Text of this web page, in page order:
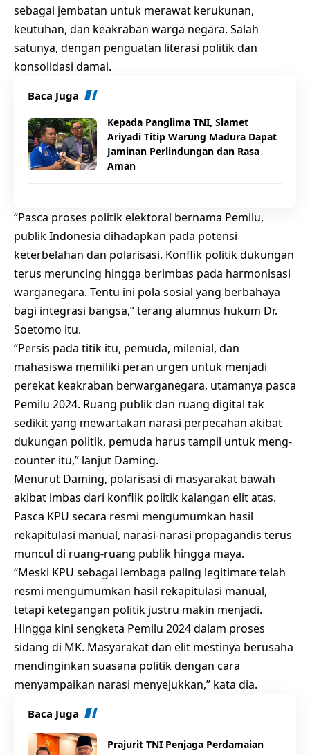
sebagai jembatan untuk merawat kerukunan,
keutuhan, dan keakraban warga negara. Salah
satunya, dengan penguatan literasi politik dan
konsolidasi damai.
Baca Juga
Kepada Panglima TNI, Slamet
Ariyadi Titip Warung Madura Dapat
Jaminan Perlindungan dan Rasa
Aman
“Pasca proses politik elektoral bernama Pemilu,
publik Indonesia dihadapkan pada potensi
keterbelahan dan polarisasi. Konflik politik dukungan
terus meruncing hingga berimbas pada harmonisasi
warganegara. Tentu ini pola sosial yang berbahaya
bagi integrasi bangsa,” terang alumnus hukum Dr.
Soetomo itu.
“Persis pada titik itu, pemuda, milenial, dan
mahasiswa memiliki peran urgen untuk menjadi
perekat keakraban berwarganegara, utamanya pasca
Pemilu 2024. Ruang publik dan ruang digital tak
sedikit yang mewartakan narasi perpecahan akibat
dukungan politik, pemuda harus tampil untuk meng-
counter itu,” lanjut Daming.
Menurut Daming, polarisasi di masyarakat bawah
akibat imbas dari konflik politik kalangan elit atas.
Pasca KPU secara resmi mengumumkan hasil
rekapitulasi manual, narasi-narasi propagandis terus
muncul di ruang-ruang publik hingga maya.
“Meski KPU sebagai lembaga paling legitimate telah
resmi mengumumkan hasil rekapitulasi manual,
tetapi ketegangan politik justru makin menjadi.
Hingga kini sengketa Pemilu 2024 dalam proses
sidang di MK. Masyarakat dan elit mestinya berusaha
mendinginkan suasana politik dengan cara
menyampaikan narasi menyejukkan,” kata dia.
Baca Juga
Prajurit TNI Penjaga Perdamaian